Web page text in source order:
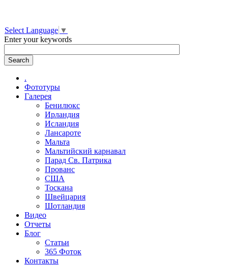
Select Language ▼
Enter your keywords
.
Фототуры
Галерея
Бенилюкс
Ирландия
Исландия
Лансароте
Мальта
Мальтийский карнавал
Парад Св. Патрика
Прованс
США
Тоскана
Швейцария
Шотландия
Видео
Отчеты
Блог
Статьи
365 Фоток
Контакты